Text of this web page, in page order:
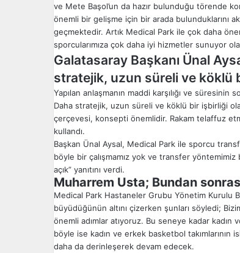
ve Mete Başol’un da hazır bulunduğu törende
önemli bir gelişme için bir arada bulunduklarını
geçmektedir. Artık Medical Park ile çok daha
sporcularımıza çok daha iyi hizmetler sunuyor
Galatasaray Başkanı Ünal
stratejik, uzun süreli ve köklü
Yapılan anlaşmanın maddi karşılığı ve
Daha stratejik, uzun süreli ve köklü bir işbirliği
çerçevesi, konsepti önemlidir. Rakam telaffuz
kullandı.
Başkan Ünal Aysal, Medical Park ile sporcu
böyle bir çalışmamız yok ve transfer yöntemimiz
açık” yanıtını verdi.
Muharrem Usta; Bundan
Medical Park Hastaneler Grubu Yönetim Kurulu
büyüdüğünün altını çizerken şunları söyledi;
önemli adımlar atıyoruz. Bu seneye kadar kadın
böyle ise kadın ve erkek basketbol takımlarının
daha da derinleşerek devam edecek.